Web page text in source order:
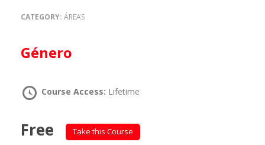
CATEGORY: ÁREAS
Género
Course Access: Lifetime
Free Take this Course